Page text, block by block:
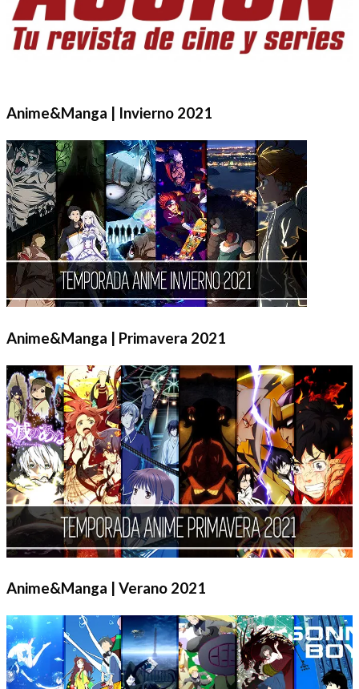
Anime&Manga | Invierno 2021
Anime&Manga | Primavera 2021
Anime&Manga | Verano 2021